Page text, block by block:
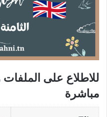
للاطلاع على
مباشرة